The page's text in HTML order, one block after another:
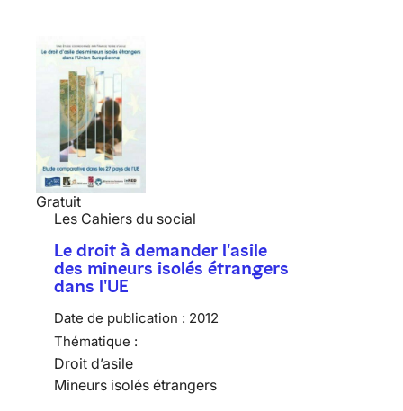
Gratuit
Les Cahiers du social
Le droit à demander l'asile
des mineurs isolés étrangers
dans l'UE
Date de publication : 2012
Thématique :
Droit d’asile
Mineurs isolés étrangers